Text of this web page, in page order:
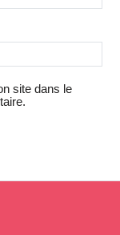
site dans le